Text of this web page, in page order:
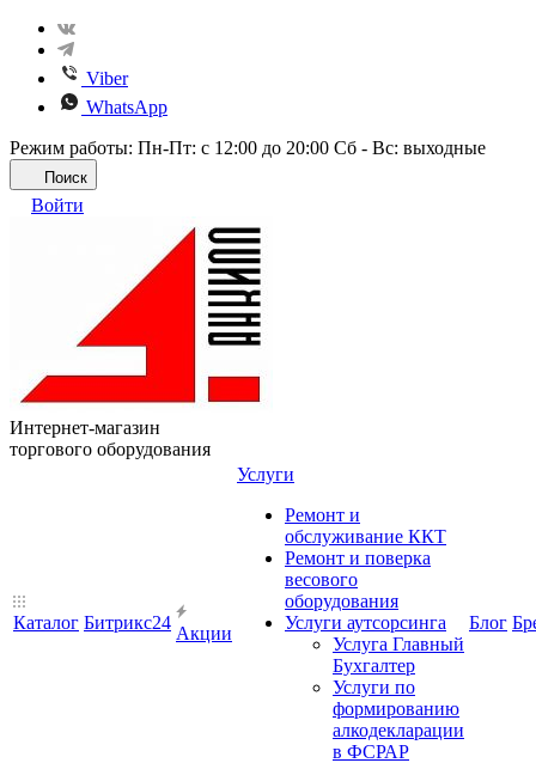
Viber
WhatsApp
Режим работы: Пн-Пт: с 12:00 до 20:00 Сб - Вс: выходные
Поиск
Войти
Интернет-магазин
торгового оборудования
Каталог Битрикс24
Акции
Услуги
Ремонт и
обслуживание ККТ
Ремонт и поверка
весового
оборудования
Услуги аутсорсинга
Услуга Главный
Бухгалтер
Услуги по
формированию
алкодекларации
в ФСРАР
Блог